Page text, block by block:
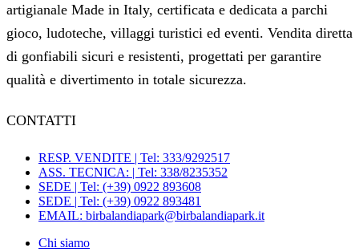
artigianale Made in Italy, certificata e dedicata a parchi
gioco, ludoteche, villaggi turistici ed eventi. Vendita diretta
di gonfiabili sicuri e resistenti, progettati per garantire
qualità e divertimento in totale sicurezza.
CONTATTI
RESP. VENDITE | Tel: 333/9292517
ASS. TECNICA: | Tel: 338/8235352
SEDE | Tel: (+39) 0922 893608
SEDE | Tel: (+39) 0922 893481
EMAIL: birbalandiapark@birbalandiapark.it
Chi siamo